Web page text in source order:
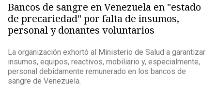
Bancos de sangre en Venezuela en "estado
de precariedad" por falta de insumos,
personal y donantes voluntarios
La organización exhortó al Ministerio de Salud a garantizar
insumos, equipos, reactivos, mobiliario y, especialmente,
personal debidamente remunerado en los bancos de
sangre de Venezuela.